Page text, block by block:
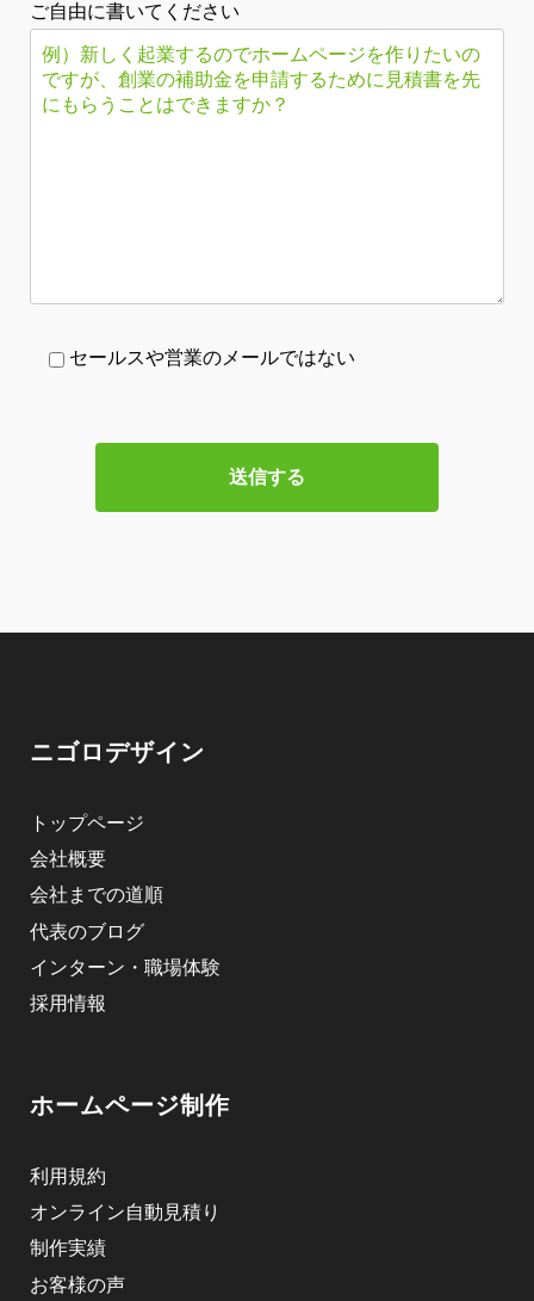
ご自由に書いてください
セールスや営業のメールではない
ニゴロデザイン
トップページ
会社概要
会社までの道順
代表のブログ
インターン・職場体験
採用情報
ホームページ制作
利用規約
オンライン自動見積り
制作実績
お客様の声